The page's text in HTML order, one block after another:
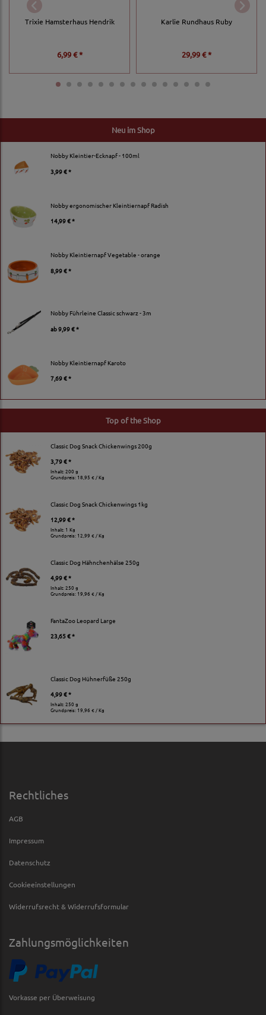
Neu im Shop
Nobby Kleintier-Ecknapf - 100ml
3,99 € *
Nobby ergonomischer Kleintiernapf Radish
14,99 € *
Nobby Kleintiernapf Vegetable - orange
8,99 € *
Nobby Führleine Classic schwarz - 3m
ab9,99 € *
Nobby Kleintiernapf Karoto
7,69 € *
Trixie Hamsterhaus Hendrik
6,99 € *
Karlie Rundhaus Ruby
29,99 € *
Top of the Shop
Classic Dog Snack Chickenwings 200g
3,79 € *
Inhalt: 200 g
Grundpreis: 18,95 € / Kg
Classic Dog Snack Chickenwings 1kg
12,99 € *
Inhalt: 1 Kg
Grundpreis: 12,99 € / Kg
Classic Dog Hähnchenhälse 250g
4,99 € *
Inhalt: 250 g
Grundpreis: 19,96 € / Kg
FantaZoo Leopard Large
23,65 € *
Classic Dog Hühnerfüße 250g
4,99 € *
Inhalt: 250 g
Grundpreis: 19,96 € / Kg
Rechtliches
AGB
Impressum
Datenschutz
Cookieeinstellungen
Widerrufsrecht & Widerrufsformular
Zahlungsmöglichkeiten
Vorkasse per Überweisung